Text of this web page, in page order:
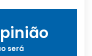
será